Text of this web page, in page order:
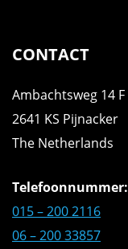
CONTACT
Ambachtsweg 14 F
2641 KS Pijnacker
The Netherlands
Telefoonnummer:
015 – 200 2116
06 – 200 33857